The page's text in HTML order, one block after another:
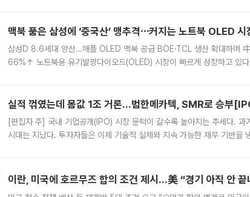
맥북 품은 삼성에 ‘중국산’ 맹추격⋯커지는 노트북 OLED 시
삼성D 8.6세대 양산…애플 OLED 맥북 공급 BOE·TCL 생산 확대하며
66%↑ 노트북용 유기발광다이오드(OLED) 시장이 빠르게 성장하고 있
실적 꺾였는데 몸값 1조 거론…범한메카텍, SMR로 승부
[편집자 주] 국내 기업공개(IPO) 시장 문턱이 갈수록 높아지는 추세다. 과
시대는 지났다. 투자자들은 이제 기술적 실체와 지속 가능한 재무 기반을
이란, 미국에 호르무즈 합의 조건 제시…美 “경기 아직 안